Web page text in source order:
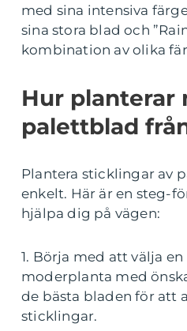
med sina intensiva
sina stora blad och
kombination av olika
Hur planterar
palettblad
Plantera sticklingar av
enkelt. Här är en steg-
hjälpa dig på vägen:
1. Börja med att välja en
moderplanta med
de bästa bladen för att
sticklingar.